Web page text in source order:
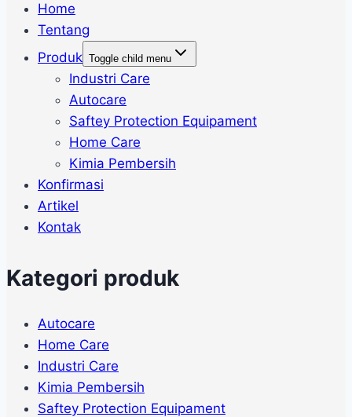
Home
Tentang
Produk Toggle child menu
Industri Care
Autocare
Saftey Protection Equipament
Home Care
Kimia Pembersih
Konfirmasi
Artikel
Kontak
Kategori produk
Autocare
Home Care
Industri Care
Kimia Pembersih
Saftey Protection Equipament